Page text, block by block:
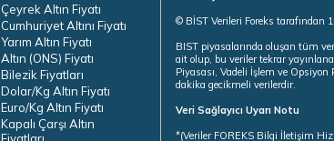
Çeyrek Altın Fiyatı
Cumhuriyet Altını Fiyatı
Yarım Altın Fiyatı
Altın (ONS) Fiyatı
Bilezik Fiyatları
Dolar/Kg Altın Fiyatı
Euro/Kg Altın Fiyatı
Kapalı Çarşı Altın
Fiyatları
© BİST Verileri Foreks tarafından
BIST piyasalarında oluşan tüm
ait olup, bu veriler tekrar
Piyasası, Vadeli İşlem ve
dakika gecikmeli verilerdir.
Veri Sağlayıcı Uyarı Notu
*(Veriler FOREKS Bilgi İletişim